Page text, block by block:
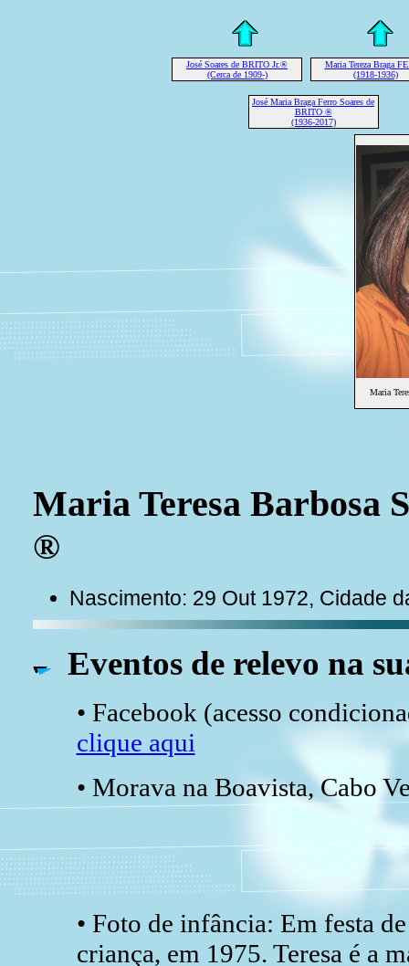
José Soares de BRITO Jr.®
(Cerca de 1909-)
Maria Tereza Braga
(1918-1936)
José Maria Braga Ferro Soares de
BRITO ®
(1936-2017)
Maria
Maria Teresa Barbosa
®
Nascimento: 29 Out 1972, Cidade
Eventos de relevo na
• Facebook (acesso
clique aqui
• Morava na Boavista, Cabo
• Foto de infância: Em festa
criança, em 1975. Teresa é a